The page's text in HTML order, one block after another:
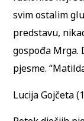
svim ostalim
predstavu,
gospođa Mrga.
pjesme.
Lucija Gojčeta